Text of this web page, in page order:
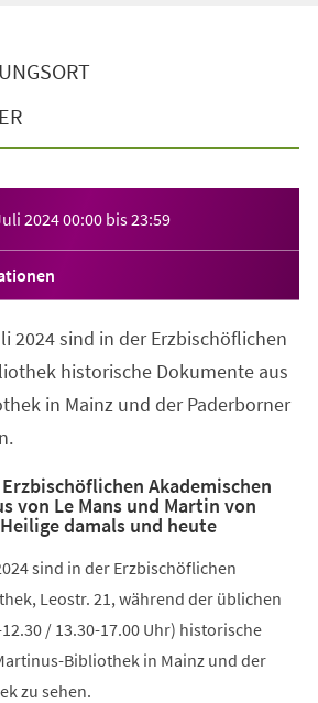
202400:00 bis23:59
2024 sind in der Erzbischöflichen
historische Dokumente aus
in Mainz und der Paderborner
Akademischen
von Le Mans und Martin von
damals und heute
sind in der Erzbischöflichen
Leostr. 21, während der üblichen
/ 13.30-17.00 Uhr) historische
Bibliothek in Mainz und der
zu sehen.